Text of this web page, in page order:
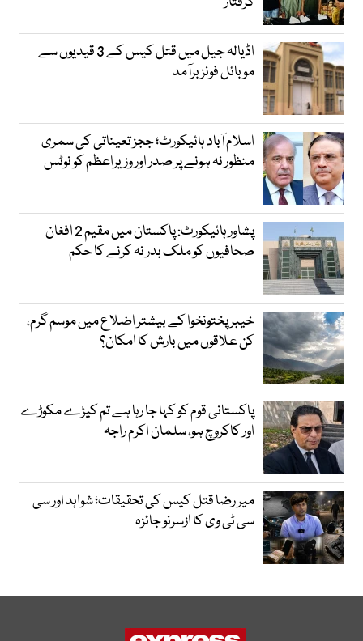
اڈیالہ جیل میں قتل کیس کے 3 قیدیوں سے
موبائل فونز برآمد
اسلام آباد ہائیکورٹ؛ ججز تعیناتی کی سمری
منظور نہ ہونے پر صدر اور وزیراعظم کو نوٹس
پشاور ہائیکورٹ: پاکستان میں مقیم 2 افغان
صحافیوں کو ملک بدر نہ کرنے کا حکم
خیبر پختونخوا کے بیشتر اضلاع میں موسم گرم،
کن علاقوں میں بارش کا امکان؟
پاکستانی قوم کو کہا جا رہا ہے تم کیڑے مکوڑے
اور کاکروچ ہو، سلمان اکرم راجہ
میر رضا قتل کیس کی تحقیقات؛ شواہد اور سی
سی ٹی وی کا ازسرنو جائزہ